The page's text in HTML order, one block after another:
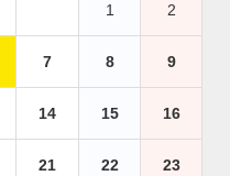
1 2
7 8 9
14 15 16
21 22 23